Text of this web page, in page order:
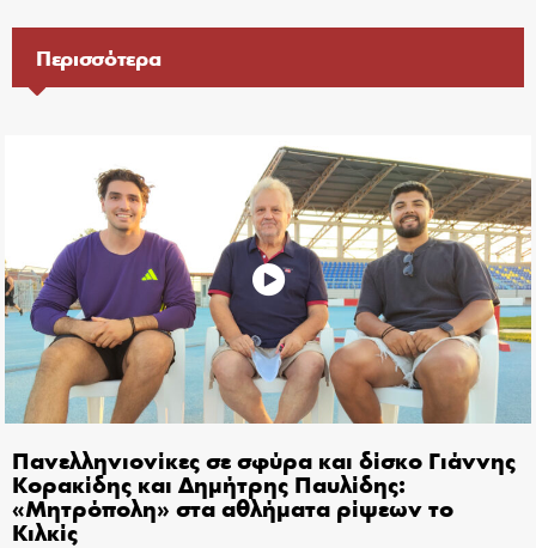
Περισσότερα
Πανελληνιονίκες σε σφύρα και δίσκο Γιάννης
Κορακίδης και Δημήτρης Παυλίδης:
«Μητρόπολη» στα αθλήματα ρίψεων το
Κιλκίς